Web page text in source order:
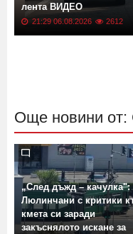
лента ВИДЕО
21:29 06.08.2026 2612
Още новини от:
„След дъжд – качулка":
Люлинчани с критики
кмета си заради
закъснялото искане за